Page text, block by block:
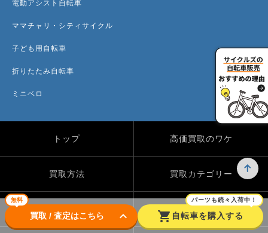
無料
買取 / 査定はこちら keyboard_arrow_down shopping_cart
パーツも続々入荷中！
自転車を購入する
電動アシスト自転車
ママチャリ・シティサイクル
子ども用自転車
折りたたみ自転車
ミニベロ
トップ 高価買取のワケ
買取方法 買取カテゴリー
買取実績 自転車のコラム